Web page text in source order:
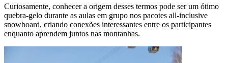
Curiosamente, conhecer a origem desses termos pode ser um ótimo
quebra-gelo durante as aulas em grupo nos pacotes all-inclusive
snowboard, criando conexões interessantes entre os participantes
enquanto aprendem juntos nas montanhas.